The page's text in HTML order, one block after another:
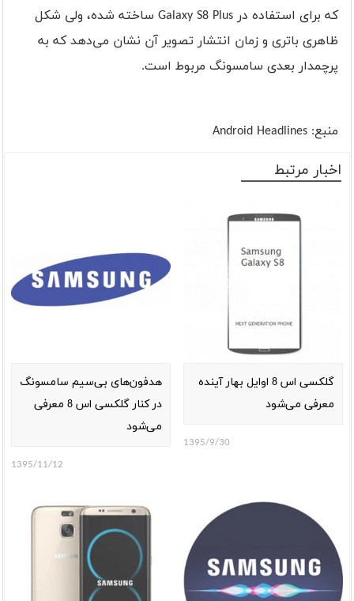
که برای استفاده در Galaxy S8 Plus ساخته شده، ولی شکل
ظاهری باتری و زمان انتشار تصویر آن نشان می‌دهد که به
پرچمدار بعدی سامسونگ مربوط است.
منبع: Android Headlines
اخبار مرتبط
گلکسی ‌اس 8 اوایل بهار آینده
معرفی می‌شود
1395/9/30
هدفون‌های بی‌سیم سامسونگ
در کنار گلکسی اس 8 معرفی
می‌شود
1395/11/12